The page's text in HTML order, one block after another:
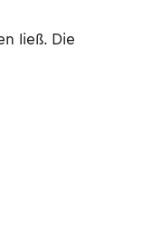
ließ. Die